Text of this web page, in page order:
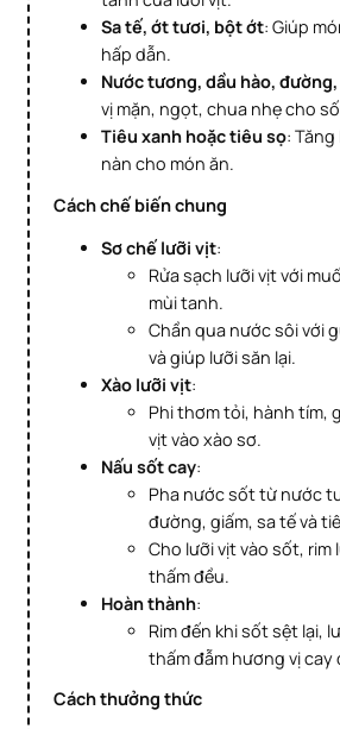
Sa tế, ớt tươi, bột ớt: Giúp
hấp dẫn.
Nước tương, dầu hào,
vị mặn, ngọt, chua nhẹ cho
Tiêu xanh hoặc tiêu sọ:
nàn cho món ăn.
Cách chế biến chung
Sơ chế lưỡi vịt:
Rửa sạch lưỡi vịt với muối và giấm để khử
mùi tanh.
Chần qua nước sôi với gừng để làm sạch
và giúp lưỡi săn lại.
Xào lưỡi vịt:
Phi thơm tỏi, hành tím, gừng rồi cho lưỡi
vịt vào xào sơ.
Nấu sốt cay:
Pha nước sốt từ nước tương, dầu hào,
đường, giấm, sa tế và
Cho lưỡi vịt vào sốt, rim lửa nhỏ để gia vị
thấm đều.
Hoàn thành:
Rim đến khi sốt sệt lại, lưỡi vịt bóng đẹp,
thấm đẫm hương vị cay
Cách thưởng thức